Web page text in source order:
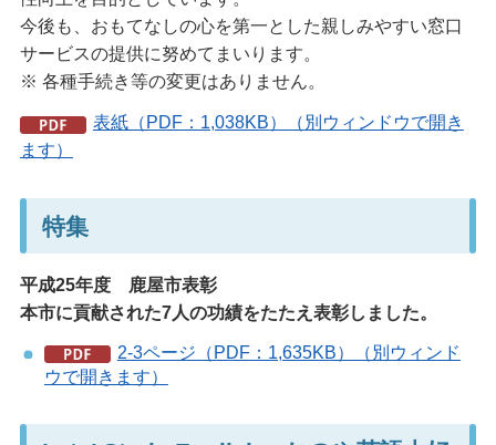
今後も、おもてなしの心を第一とした親しみやすい窓口
サービスの提供に努めてまいります。
※ 各種手続き等の変更はありません。
表紙（PDF：1,038KB）（別ウィンドウで開き
ます）
特集
平成25年度 鹿屋市表彰
本市に貢献された7人の功績をたたえ表彰しました。
2-3ページ（PDF：1,635KB）（別ウィンド
ウで開きます）